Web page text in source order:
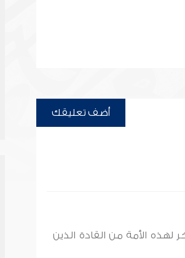
أضف تعليقك
لهذه الأمة من القادة الذين